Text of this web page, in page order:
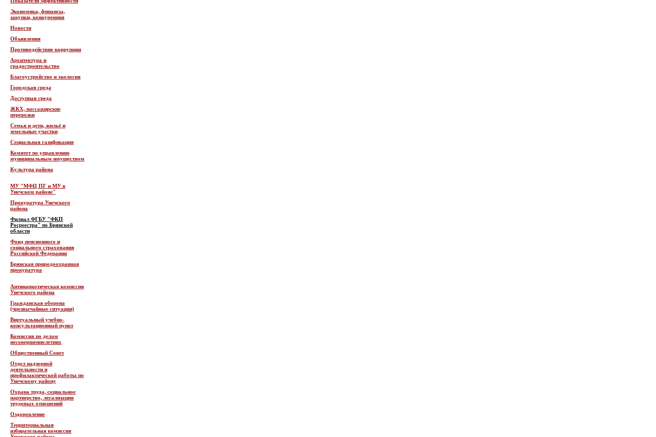
Экономика, финансы,
закупки, конкуренция
Новости
Объявления
Противодействие коррупции
Архитектура и
градостроительство
Благоустройство и экология
Городская среда
Доступная среда
ЖКХ, пассажирские
перевозки
Семья и дети, жильё и
земельные участки
Социальная газификация
Комитет по управлению
муниципальным имуществом
Культура района
МУ "МФЦ ПГ и МУ в
Унечском районе"
Прокуратура Унечского
района
Филиал ФГБУ "ФКП
Росреестра" по Брянской
области
Фонд пенсионного и
социального страхования
Российской Федерации
Брянская природоохранная
прокуратура
Антинаркотическая комиссия
Унечского района
Гражданская оборона
(чрезвычайные ситуации)
Виртуальный учебно-
консультационный пункт
Комиссия по делам
несовершеннолетних
Общественный Совет
Отдел надзорной
деятельности и
профилактической работы по
Унечскому району
Охрана труда, социальное
партнерство, легализация
трудовых отношений
Оздоровление
Территориальная
избирательная комиссия